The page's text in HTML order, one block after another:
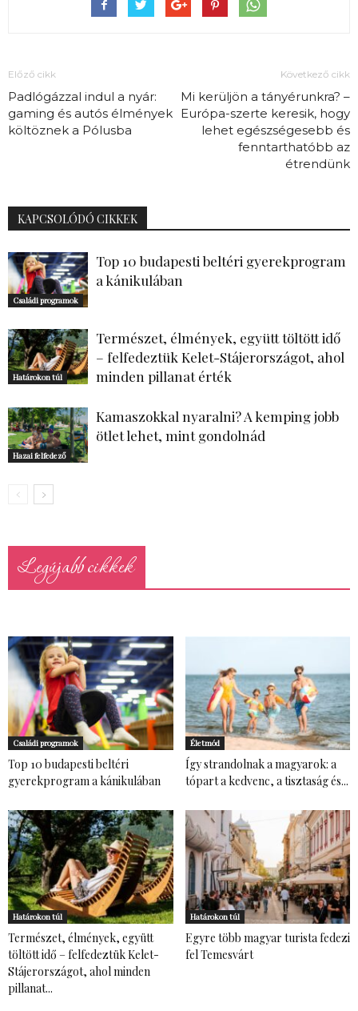
Előző cikk
Padlógázzal indul a nyár:
gaming és autós élmények
költöznek a Pólusba
Következő cikk
Mi kerüljön a tányérunkra? –
Európa-szerte keresik, hogy
lehet egészségesebb és
fenntarthatóbb az
étrendünk
KAPCSOLÓDÓ CIKKEK
Családi programok
Top 10 budapesti beltéri gyerekprogram
a kánikulában
Határokon túl
Természet, élmények, együtt töltött idő
– felfedeztük Kelet-Stájerországot, ahol
minden pillanat érték
Hazai felfedező
Kamaszokkal nyaralni? A kemping jobb
ötlet lehet, mint gondolnád
Legújabb cikkek
Családi programok
Top 10 budapesti beltéri
gyerekprogram a kánikulában
Életmód
Így strandolnak a magyarok: a
tópart a kedvenc, a tisztaság és...
Határokon túl
Természet, élmények, együtt
töltött idő – felfedeztük Kelet-
Stájerországot, ahol minden
pillanat...
Határokon túl
Egyre több magyar turista fedezi
fel Temesvárt